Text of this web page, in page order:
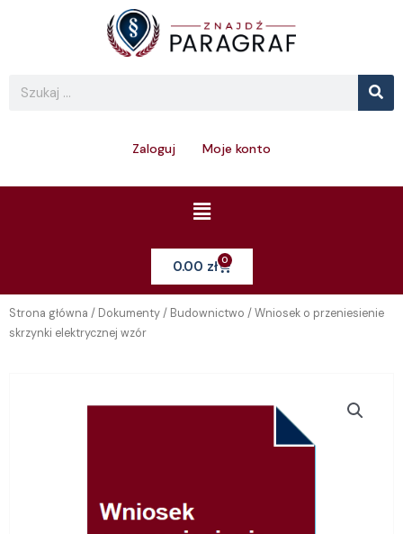
Search
Zaloguj Moje konto
Menu
0.00 zł 0Cart
Strona główna / Dokumenty/ Budownictwo / Wniosek o przeniesienie
skrzynki elektrycznej wzór